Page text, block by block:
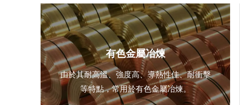
有色金屬冶煉
由於其耐高溫、強度高、導熱性佳、耐衝擊
等特點，常用於有色金屬冶煉。